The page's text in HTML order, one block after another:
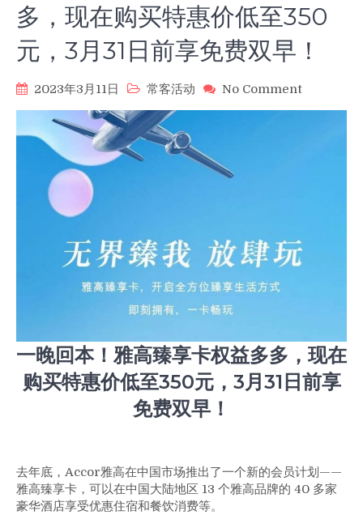
多，现在购买特惠价低至350
元，3月31日前享免费双早！
2023年3月11日 常客活动 No Commenton
卡
在
购
买
特
350
元，
一晚回本！雅高臻享卡权益多多，现在
购买特惠价低至350元，3月31日前享
免费双早！
去年底，Accor雅高在中国市场推出了一个新的会员计划——
雅高臻享卡，可以在中国大陆地区 13 个雅高品牌的 40 多家
豪华酒店享受优惠住宿和餐饮消费等。